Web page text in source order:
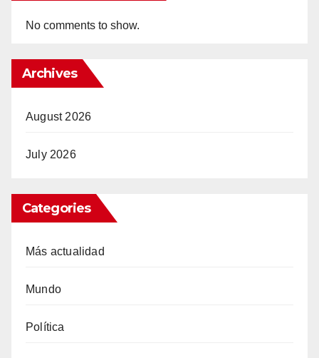
No comments to show.
Archives
August 2026
July 2026
Categories
Más actualidad
Mundo
Política